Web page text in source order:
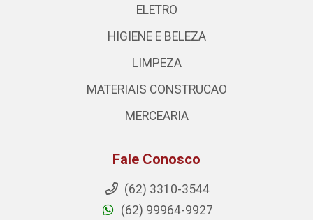
ELETRO
HIGIENE E BELEZA
LIMPEZA
MATERIAIS CONSTRUCAO
MERCEARIA
Fale Conosco
(62) 3310-3544
(62) 99964-9927